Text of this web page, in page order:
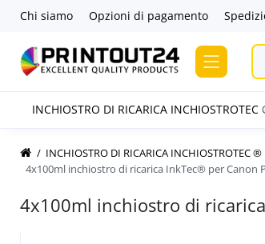
Chi siamo Opzioni di pagamento
INCHIOSTRO DI RICARICA INCHIOSTROTEC
INCHIOSTRO DI RICARICA INCHIOSTROTEC ®
4x100ml inchiostro di ricarica InkTec® per Canon
4x100ml inchiostro di